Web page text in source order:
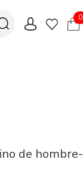
0
de hombre-